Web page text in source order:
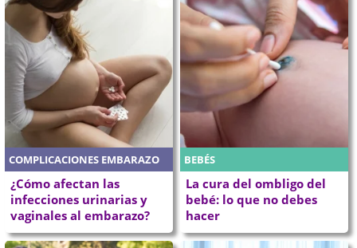
COMPLICACIONES EMBARAZO
¿Cómo afectan las
infecciones urinarias y
vaginales al embarazo?
BEBÉS
La cura del ombligo del
bebé: lo que no debes
hacer